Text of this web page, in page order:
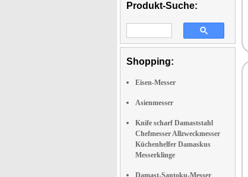
Produkt-Suche:
Shopping:
Eisen-Messer
Asienmesser
Knife scharf Damaststahl
Chefmesser Allzweckmesser
Küchenhelfer Damaskus
Messerklinge
Damast-Santoku-Messer